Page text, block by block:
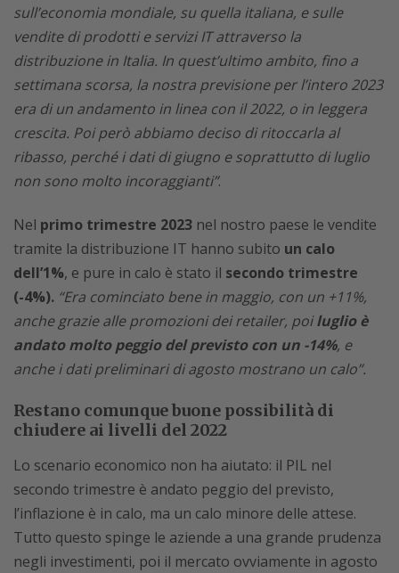
sull’economia mondiale, su quella italiana, e sulle
vendite di prodotti e servizi IT attraverso la
distribuzione in Italia. In quest’ultimo ambito, fino a
settimana scorsa, la nostra previsione per l’intero 2023
era di un andamento in linea con il 2022, o in leggera
crescita. Poi però abbiamo deciso di ritoccarla al
ribasso, perché i dati di giugno e soprattutto di luglio
non sono molto incoraggianti”.
Nel primo trimestre 2023 nel nostro paese le vendite
tramite la distribuzione IT hanno subito un calo
dell’1%, e pure in calo è stato il secondo trimestre
(-4%). “Era cominciato bene in maggio, con un +11%,
anche grazie alle promozioni dei retailer, poiluglio è
andato molto peggio del previsto con un -14%, e
anche i dati preliminari di agosto mostrano un calo”.
Restano comunque buone possibilità di
chiudere ai livelli del 2022
Lo scenario economico non ha aiutato: il PIL nel
secondo trimestre è andato peggio del previsto,
l’inflazione è in calo, ma un calo minore delle attese.
Tutto questo spinge le aziende a una grande prudenza
negli investimenti, poi il mercato ovviamente in agosto